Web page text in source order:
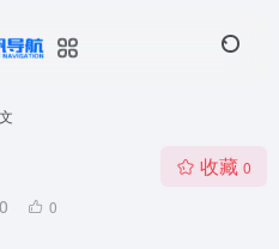
0 0
收藏 0